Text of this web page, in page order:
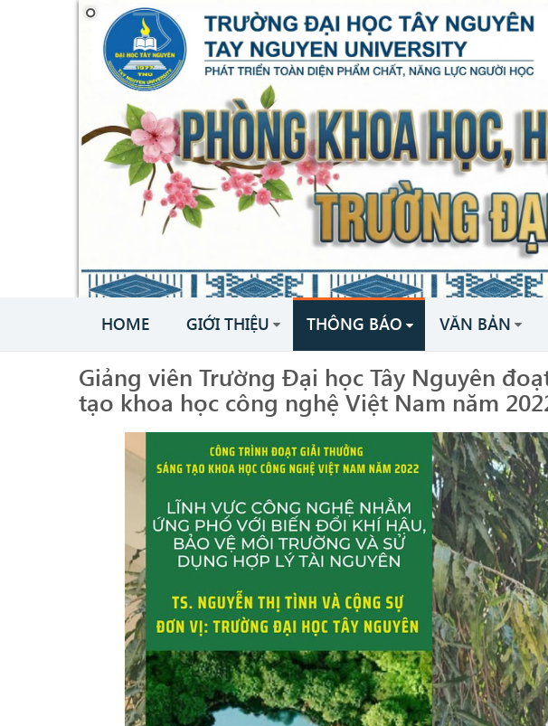
HOME GIỚI THIỆU THÔNG BÁO VĂN BẢN
Giảng viên Trường Đại học Tây Nguyên
tạo khoa học công nghệ Việt Nam năm